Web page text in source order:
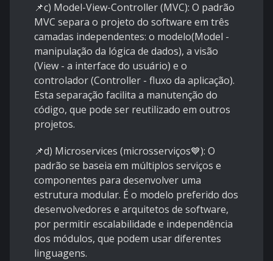
📌c) Model-View-Controller (MVC): O padrão
MVC separa o projeto do software em três
camadas independentes: o modelo(Model -
manipulação da lógica de dados), a visão
(View - a interface do usuário) e o
controlador (Controller - fluxo da aplicação).
Esta separação facilita a manutenção do
código, que pode ser reutilizado em outros
projetos.
📌d) Microservices (microsserviços💙): O
padrão se baseia em múltiplos serviços e
componentes para desenvolver uma
estrutura modular. É o modelo preferido dos
desenvolvedores e arquitetos de software,
por permitir escalabilidade e independência
dos módulos, que podem usar diferentes
linguagens.